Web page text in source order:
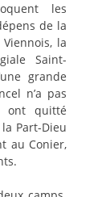
les
de la
la
Saint-
grande
n’a pas
ont quitté
Part-Dieu
au Conier,